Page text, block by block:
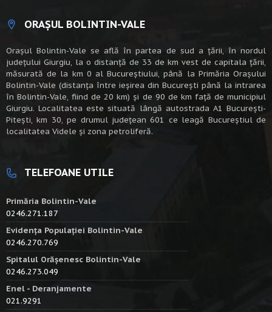
ORAȘUL BOLINTIN-VALE
Oraşul Bolintin-Vale se află în partea de sud a ţării, în nordul
judeţului Giurgiu, la o distanţă de 33 de km vest de capitala țării,
măsurată de la km 0 al Bucureștiului, până la Primăria Orașului
Bolintin-Vale (distanța între ieșirea din București până la intrarea
în Bolintin-Vale, fiind de 20 km) şi de 90 de km faţă de municipiul
Giurgiu. Localitatea este situată lângă autostrada A1 Bucureşti-
Piteşti, km 30, pe drumul judeţean 601 ce leagă Bucureştiul de
localitatea Videle şi zona petroliferă.
TELEFOANE UTILE
Primăria Bolintin-Vale
0246.271.187
Evidența Populației Bolintin-Vale
0246.270.769
Spitalul Orășenesc Bolintin-Vale
0246.273.049
Enel - Deranjamente
021.9291